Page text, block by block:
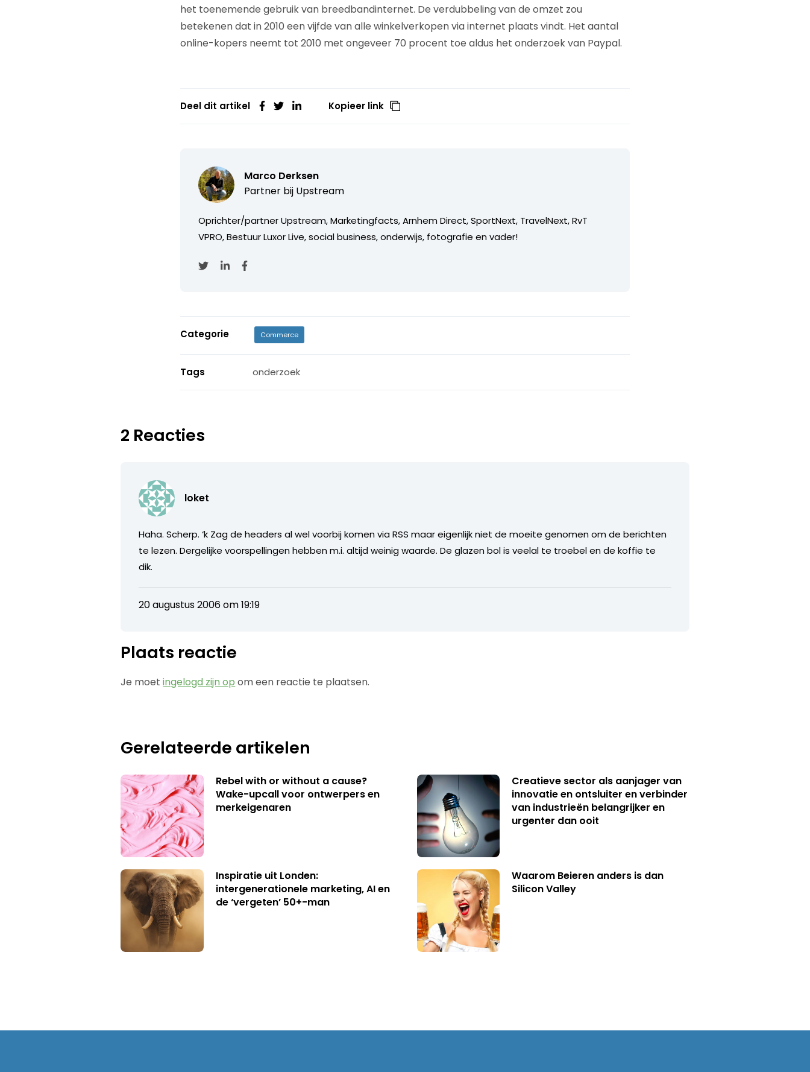
het toenemende gebruik van breedbandinternet. De verdubbeling van de omzet zou
betekenen dat in 2010 een vijfde van alle winkelverkopen via internet plaats vindt. Het aantal
online-kopers neemt tot 2010 met ongeveer 70 procent toe aldus het onderzoek van Paypal.
Deel dit artikel Kopieer link
Marco Derksen
Partner bij Upstream
Oprichter/partner Upstream, Marketingfacts, Arnhem Direct, SportNext, TravelNext, RvT
VPRO, Bestuur Luxor Live, social business, onderwijs, fotografie en vader!
Categorie Commerce
Tags onderzoek
2 Reacties
loket
Haha. Scherp. ‘k Zag de headers al wel voorbij komen via RSS maar eigenlijk niet de moeite genomen om de berichten
te lezen. Dergelijke voorspellingen hebben m.i. altijd weinig waarde. De glazen bol is veelal te troebel en de koffie te
dik.
20 augustus 2006 om 19:19
Plaats reactie
Je moetingelogd zijn op om een reactie te plaatsen.
Gerelateerde artikelen
Rebel with or without a cause?
Wake-upcall voor ontwerpers en
merkeigenaren
Creatieve sector als aanjager van
innovatie en ontsluiter en verbinder
van industrieën belangrijker en
urgenter dan ooit
Inspiratie uit Londen:
intergenerationele marketing, AI en
de ‘vergeten’ 50+-man
Waarom Beieren anders is dan
Silicon Valley